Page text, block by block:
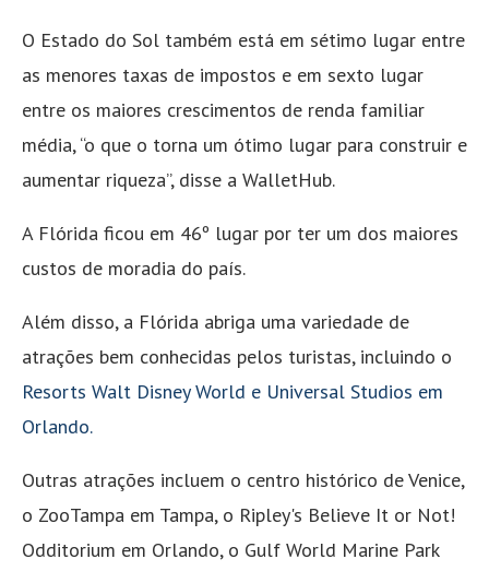
O Estado do Sol também está em sétimo lugar entre
as menores taxas de impostos e em sexto lugar
entre os maiores crescimentos de renda familiar
média, “o que o torna um ótimo lugar para construir e
aumentar riqueza”, disse a WalletHub.
A Flórida ficou em 46º lugar por ter um dos maiores
custos de moradia do país.
Além disso, a Flórida abriga uma variedade de
atrações bem conhecidas pelos turistas, incluindo o
Resorts Walt Disney World e Universal Studios em
Orlando.
Outras atrações incluem o centro histórico de Venice,
o ZooTampa em Tampa, o Ripley's Believe It or Not!
Odditorium em Orlando, o Gulf World Marine Park